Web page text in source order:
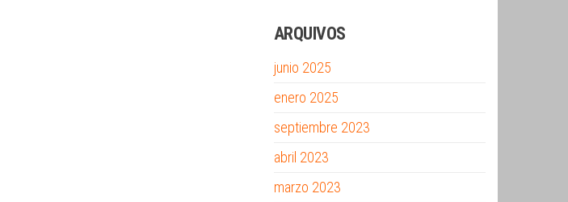
ARQUIVOS
junio 2025
enero 2025
septiembre 2023
abril 2023
marzo 2023